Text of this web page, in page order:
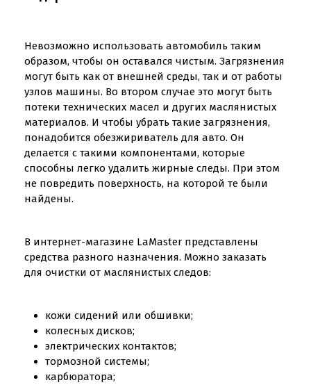
Невозможно использовать автомобиль таким
образом, чтобы он оставался чистым. Загрязнения
могут быть как от внешней среды, так и от работы
узлов машины. Во втором случае это могут быть
потеки технических масел и других маслянистых
материалов. И чтобы убрать такие загрязнения,
понадобится обезжириватель для авто. Он
делается с такими компонентами, которые
способны легко удалить жирные следы. При этом
не повредить поверхность, на которой те были
найдены.
В интернет-магазине LaMaster представлены
средства разного назначения. Можно заказать
для очистки от маслянистых следов:
кожи сидений или обшивки;
колесных дисков;
электрических контактов;
тормозной системы;
карбюратора;